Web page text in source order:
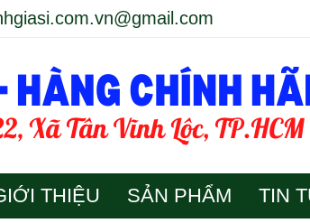
THIỆU SẢN PHẨM TIN